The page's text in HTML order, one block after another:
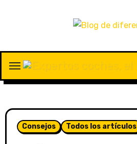
Consejos Todos los artículos